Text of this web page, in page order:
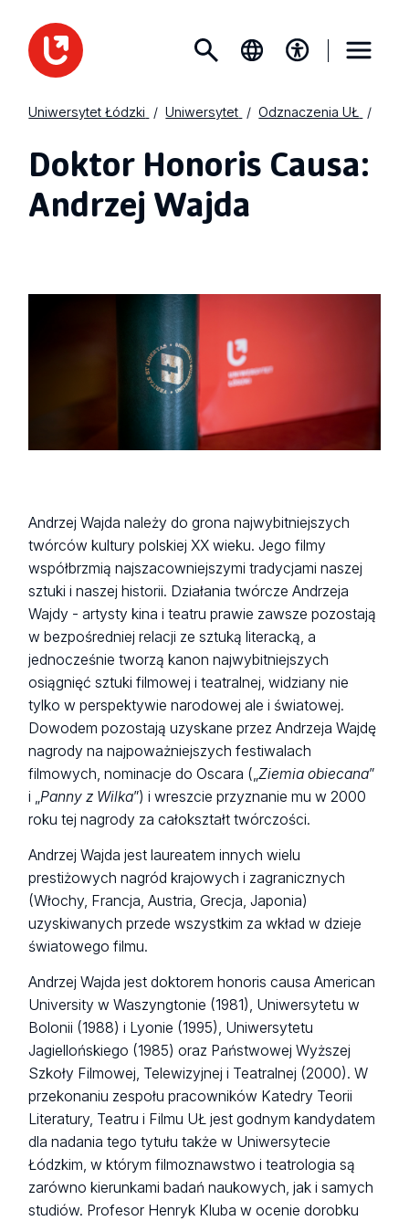
Uniwersytet Łódzki Uniwersytet Odznaczenia UŁ
Doktor Honoris Causa:
Andrzej Wajda
Andrzej Wajda należy do grona najwybitniejszych
twórców kultury polskiej XX wieku. Jego filmy
współbrzmią najszacowniejszymi tradycjami naszej
sztuki i naszej historii. Działania twórcze Andrzeja
Wajdy - artysty kina i teatru prawie zawsze pozostają
w bezpośredniej relacji ze sztuką literacką, a
jednocześnie tworzą kanon najwybitniejszych
osiągnięć sztuki filmowej i teatralnej, widziany nie
tylko w perspektywie narodowej ale i światowej.
Dowodem pozostają uzyskane przez Andrzeja Wajdę
nagrody na najpoważniejszych festiwalach
filmowych, nominacje do Oscara („Ziemia obiecana”
i „ Panny z Wilka”) i wreszcie przyznanie mu w 2000
roku tej nagrody za całokształt twórczości.
Andrzej Wajda jest laureatem innych wielu
prestiżowych nagród krajowych i zagranicznych
(Włochy, Francja, Austria, Grecja, Japonia)
uzyskiwanych przede wszystkim za wkład w dzieje
światowego filmu.
Andrzej Wajda jest doktorem honoris causa American
University w Waszyngtonie (1981), Uniwersytetu w
Bolonii (1988) i Lyonie (1995), Uniwersytetu
Jagiellońskiego (1985) oraz Państwowej Wyższej
Szkoły Filmowej, Telewizyjnej i Teatralnej (2000). W
przekonaniu zespołu pracowników Katedry Teorii
Literatury, Teatru i Filmu UŁ jest godnym kandydatem
dla nadania tego tytułu także w Uniwersytecie
Łódzkim, w którym filmoznawstwo i teatrologia są
zarówno kierunkami badań naukowych, jak i samych
studiów. Profesor Henryk Kluba w ocenie dorobku